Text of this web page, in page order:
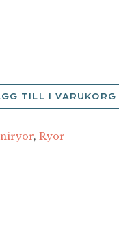
TILL I VARUKORG
, Ryor